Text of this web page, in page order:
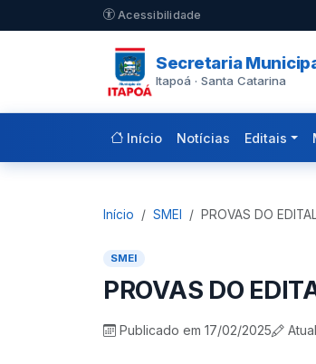
Pular para o conteúdo principal
Acessibilidade
Secretaria
Itapoá · Santa Catarina
Início Notícias Editais
Início SMEI PROVAS DO
SMEI
PROVAS DO
Publicado em 17/02/2025